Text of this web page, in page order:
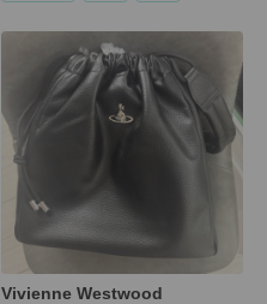
Vivienne Westwood